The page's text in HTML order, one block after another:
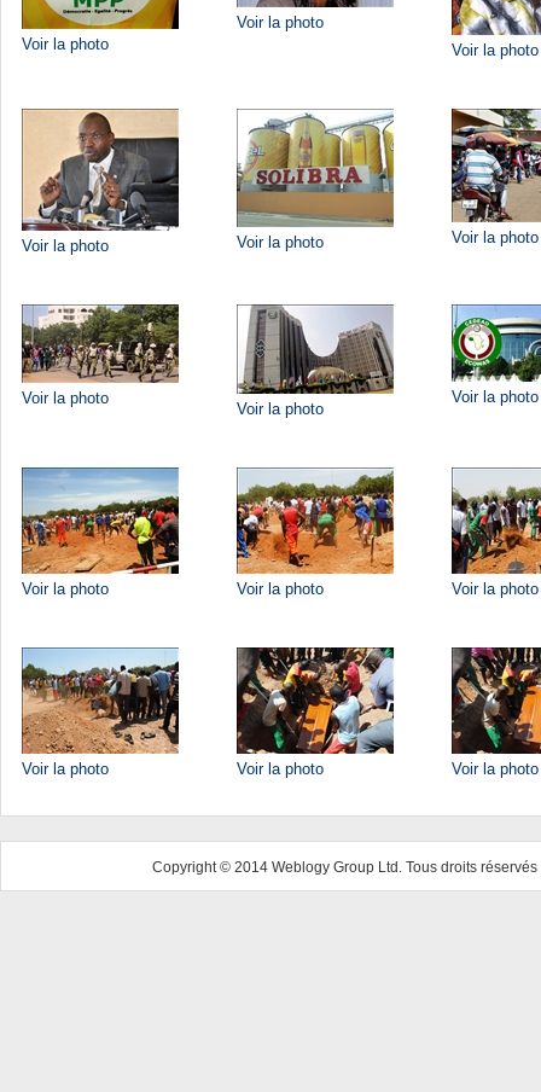
Voir la photo
Voir la photo
Voir la photo
Voir la photo Voir la photo Voir la photo
Voir la photo
Voir la photo
Voir la photo
Voir la photo Voir la photo Voir la photo
Voir la photo Voir la photo Voir la photo
Copyright © 2014 Weblogy Group Ltd. Tous droits